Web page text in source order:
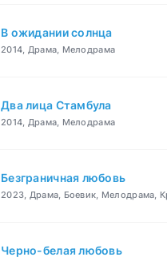
В ожидании солнца
2014, Драма, Мелодрама
Два лица Стамбула
2014, Драма, Мелодрама
Безграничная любовь
2023, Драма, Боевик, Мелодрама,
Черно-белая любовь